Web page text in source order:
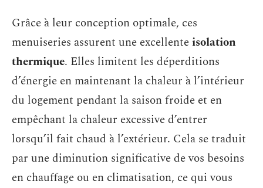
Grâce à leur conception optimale, ces
menuiseries assurent une excellenteisolation
thermique. Elles limitent les déperditions
d’énergie en maintenant la chaleur à l’intérieur
du logement pendant la saison froide et en
empêchant la chaleur excessive d’entrer
lorsqu’il fait chaud à l’extérieur. Cela se traduit
par une diminution significative de vos besoins
en chauffage ou en climatisation, ce qui vous